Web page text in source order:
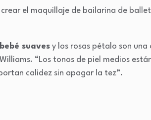
suaves y los rosas pétalo son
“Los tonos de piel medios
calidez sin apagar la tez”.